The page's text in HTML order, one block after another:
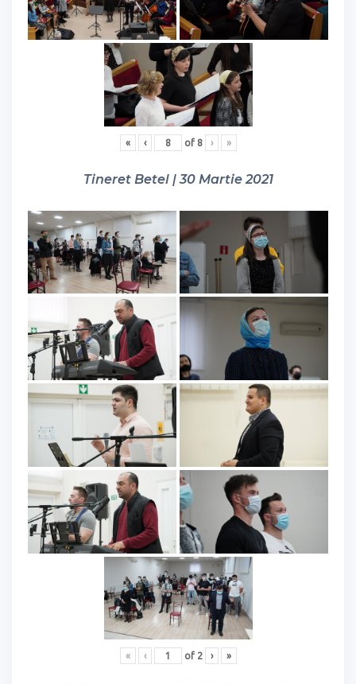
« ‹ of 8 › »
Tineret Betel | 30 Martie 2021
« ‹ of 2 › »